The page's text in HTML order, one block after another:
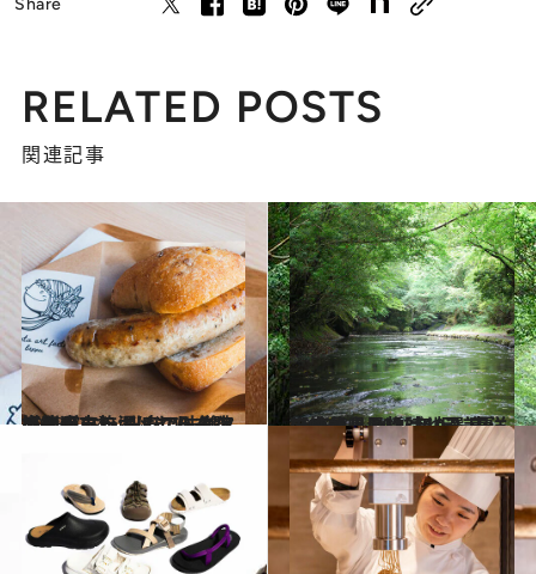
Share
RELATED POSTS
関連記事
2023.7.24
【別府市】湯けむりを眺めながら、 別府の味覚との絶品コラボメニューを 堪能！ ミュージアムカフェを巡る旅
旅＆お出かけ 2023.7.2
【大分県 2023年版】 夏の絶景・風物詩10選 東洋のチロルと呼ばれる美しい峡谷
旅＆お出かけ